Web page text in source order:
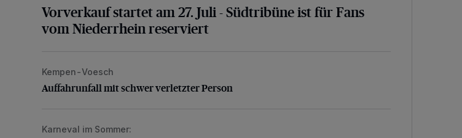
Vorverkauf startet am 27. Juli - Südtribüne ist für Fans
vom Niederrhein reserviert
Auffahrunfall mit schwer verletzter Person
Kempen-Voesch
Auffahrunfall mit schwer verletzter Person
Martin Rütter und Detlef Steves freuen sich auf „Jeckomio“
Karneval im Sommer: